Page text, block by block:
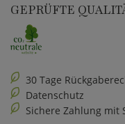
GEPRÜFTE
30 Tage
Datenschutz
Sichere Zahlung mit